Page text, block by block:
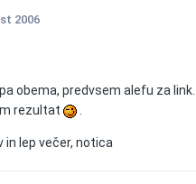
2006
obema, predvsem alefu za
rezultat
.
in lep večer, notica